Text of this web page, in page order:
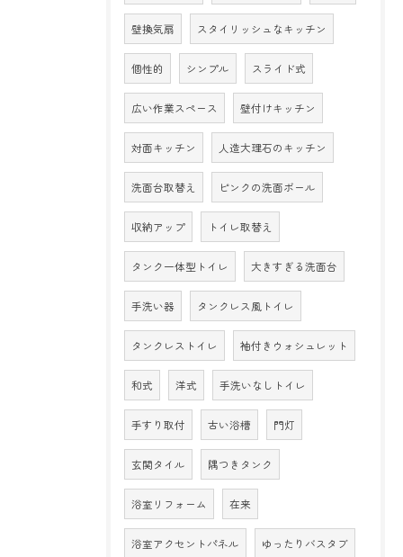
壁換気扇 スタイリッシュなキッチン
個性的 シンプル スライド式
広い作業スペース 壁付けキッチン
対面キッチン 人造大理石のキッチン
洗面台取替え ピンクの洗面ボール
収納アップ トイレ取替え
タンク一体型トイレ 大きすぎる洗面台
手洗い器 タンクレス風トイレ
タンクレストイレ 袖付きウォシュレット
和式 洋式 手洗いなしトイレ
手すり取付 古い浴槽 門灯
玄関タイル 隅つきタンク
浴室リフォーム 在来
浴室アクセントパネル ゆったりバスタブ